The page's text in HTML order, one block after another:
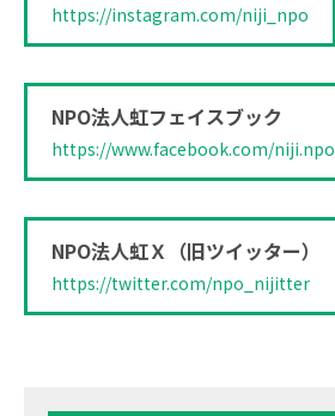
https://instagram.com/niji_npo
NPO法人虹フェイスブック
https://www.facebook.com/niji.npo
NPO法人虹Ｘ（旧ツイッター）
https://twitter.com/npo_nijitter